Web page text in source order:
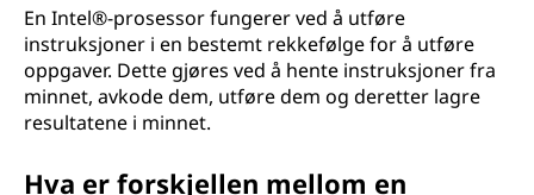
En Intel®-prosessor fungerer ved å utføre
instruksjoner i en bestemt rekkefølge for å utføre
oppgaver. Dette gjøres ved å hente instruksjoner fra
minnet, avkode dem, utføre dem og deretter lagre
resultatene i minnet.
Hva er forskjellen mellom en